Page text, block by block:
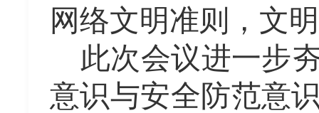
网络文明准则，文
此次会议进一步
意识与安全防范意